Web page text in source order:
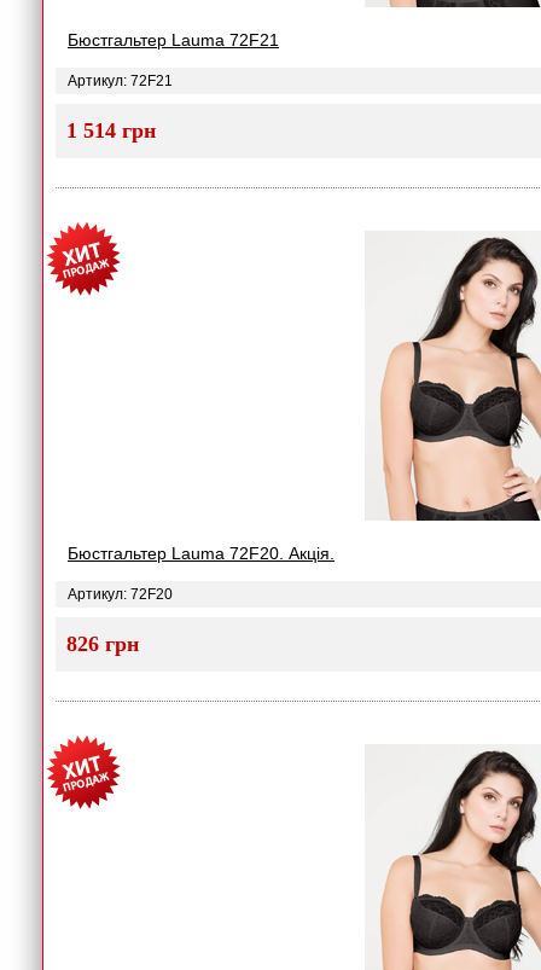
Бюстгальтер Lauma 72F21
Артикул: 72F21
1 514 грн
Бюстгальтер Lauma 72F20. Акція.
Артикул: 72F20
826 грн